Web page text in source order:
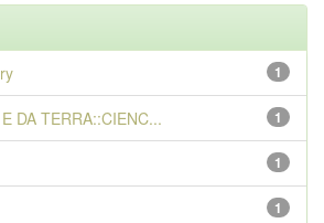
1
1
DA TERRA::CIENC...
1
1